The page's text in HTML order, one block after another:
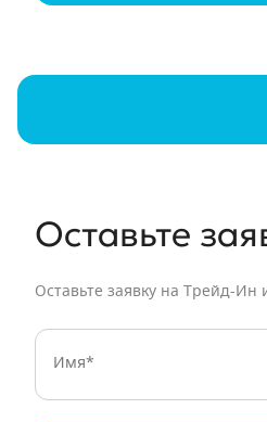
Оставьте
Оставьте заявку на Трейд-
Имя:
Телефон:
E-mail